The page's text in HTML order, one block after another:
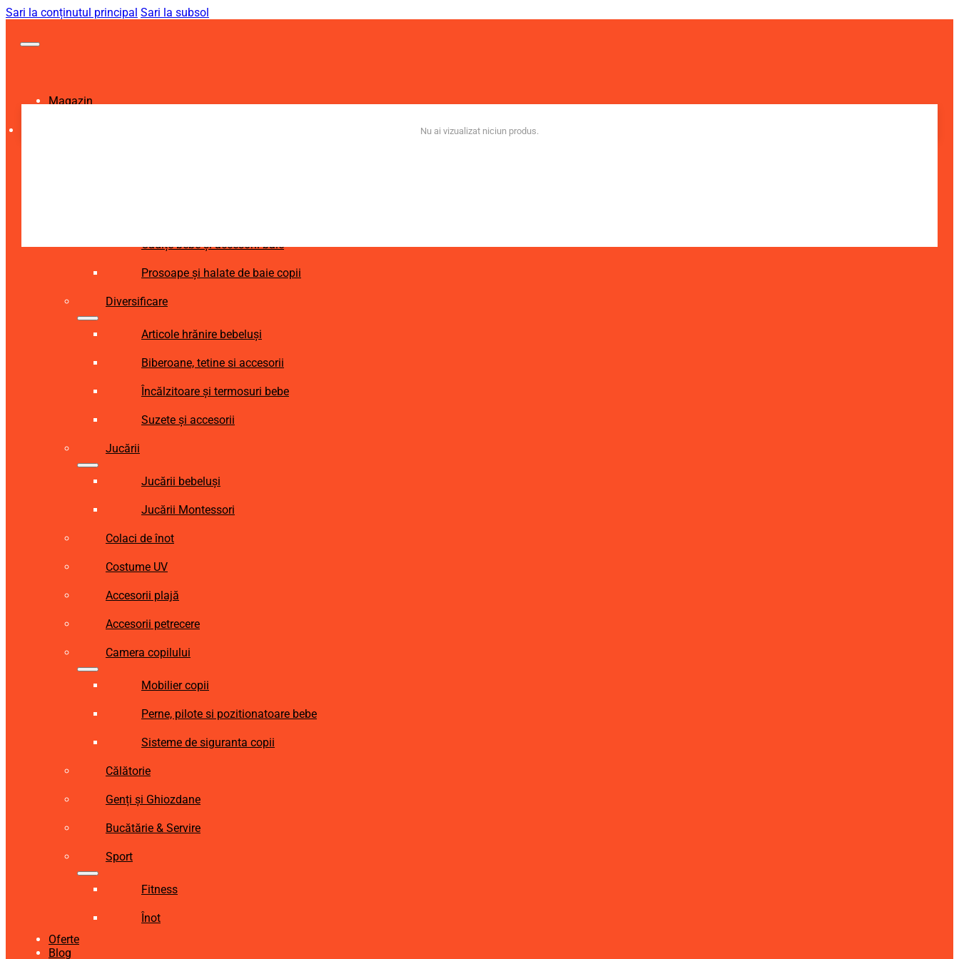
Sari la conținutul principal Sari la subsol
Magazin
Cădițe bebe și accesorii baie
Prosoape și halate de baie copii
Diversificare
Articole hrănire bebeluși
Biberoane, tetine si accesorii
Încălzitoare și termosuri bebe
Suzete și accesorii
Jucării
Jucării bebeluși
Jucării Montessori
Colaci de înot
Costume UV
Accesorii plajă
Accesorii petrecere
Camera copilului
Mobilier copii
Perne, pilote si pozitionatoare bebe
Sisteme de siguranta copii
Călătorie
Genți și Ghiozdane
Bucătărie & Servire
Sport
Fitness
Înot
Oferte
Blog
Nu ai vizualizat niciun produs.